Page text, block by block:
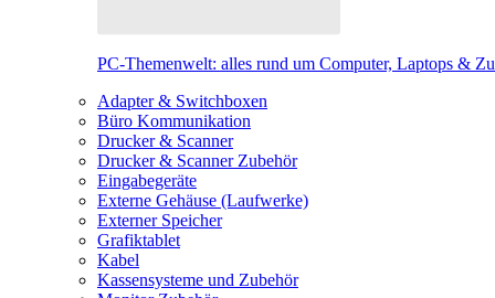
PC-Themenwelt: alles rund um Computer, Laptops &
Adapter & Switchboxen
Büro Kommunikation
Drucker & Scanner
Drucker & Scanner Zubehör
Eingabegeräte
Externe Gehäuse (Laufwerke)
Externer Speicher
Grafiktablet
Kabel
Kassensysteme und Zubehör